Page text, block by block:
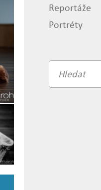
Reportáže
Portréty
Vyhledávání